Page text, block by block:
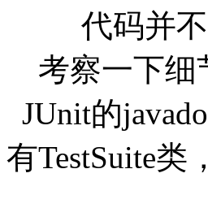
代码并不
考察一下细
JUnit的
有TestSuite